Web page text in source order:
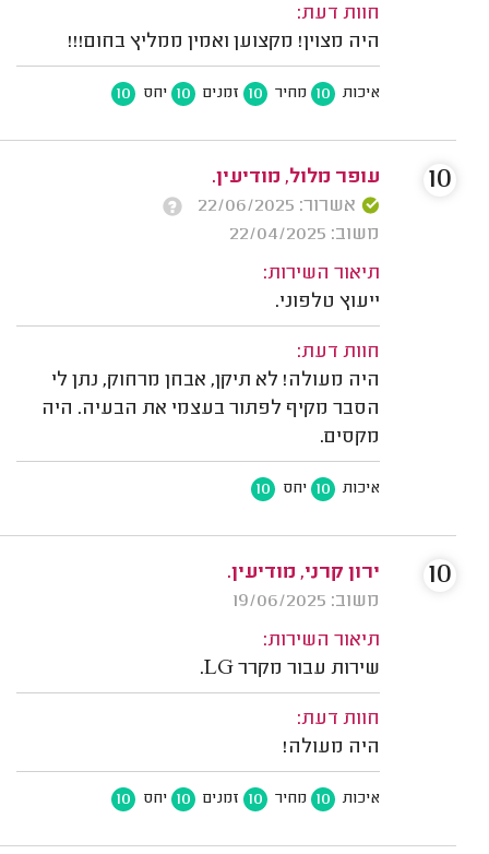
חוות דעת:
היה מצוין! מקצוען ואמין ממליץ בחום!!!
איכות 10 מחיר 10 זמנים 10 יחס 10
עופר מלול, מודיעין.
אשרור: 22/06/2025
משוב: 22/04/2025
תיאור השירות:
ייעוץ טלפוני.
חוות דעת:
היה מעולה! לא תיקן, אבחן מרחוק, נתן לי
הסבר מקיף לפתור בעצמי את הבעיה. היה
מקסים.
איכות 10 יחס 10
10
ירון קרני, מודיעין.
משוב: 19/06/2025
תיאור השירות:
שירות עבור מקרר LG.
חוות דעת:
היה מעולה!
איכות 10 מחיר 10 זמנים 10 יחס 10
10